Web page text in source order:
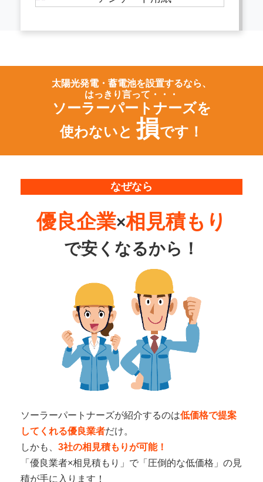
太陽光発電・蓄電池を設置するなら、
はっきり言って・・・
ソーラーパートナーズを
使わないと 損です！
なぜなら
優良企業×相見積もり
で安くなるから！
ソーラーパートナーズが紹介するのは低価格で提案
してくれる優良業者だけ。
しかも、 3社の相見積もりが可能！
「優良業者×相見積もり」で「圧倒的な低価格」の見
積が手に入ります！